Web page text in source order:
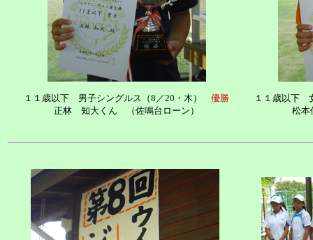
１１歳以下 男子シングルス（8／20・木） 優勝
正林 知大くん （佐鳴台ローン）
１１歳以下
松本